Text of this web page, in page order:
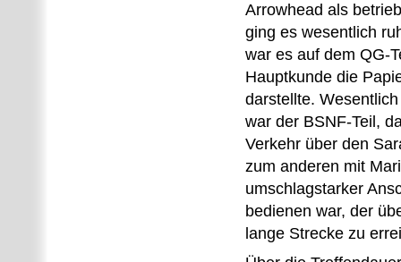
Arrowhead als
ging es wesentlich
war es auf dem QG-
Hauptkunde die
darstellte.
war der BSNF-Teil,
Verkehr über den
zum anderen mit
umschlagstarker
bedienen war, der
lange Strecke zu